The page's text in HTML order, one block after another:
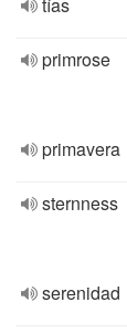
primrose
primavera
sternness
serenidad